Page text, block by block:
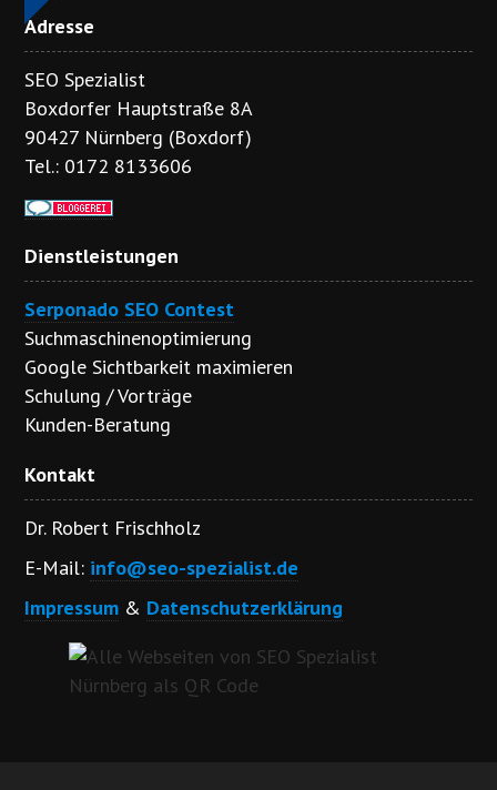
Adresse
SEO Spezialist
Boxdorfer Hauptstraße 8A
90427 Nürnberg (Boxdorf)
Tel.: 0172 8133606
Dienstleistungen
Serponado SEO Contest
Suchmaschinenoptimierung
Google Sichtbarkeit maximieren
Schulung / Vorträge
Kunden-Beratung
Kontakt
Dr. Robert Frischholz
E-Mail: info@seo-spezialist.de
Impressum & Datenschutzerklärung